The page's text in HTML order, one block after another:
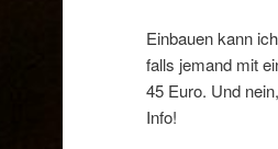
Einbauen kann
falls jemand mit
45 Euro. Und
Info!